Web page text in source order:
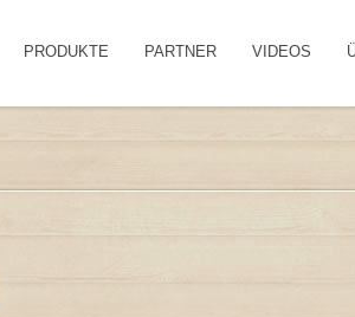
PRODUKTE PARTNER VIDEOS